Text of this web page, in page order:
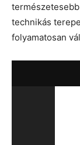
technikás
folyamatosan